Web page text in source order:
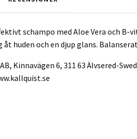
schampo med Aloe Vera och B-
åt huden och en djup glans.
Kinnavägen 6, 311 63 Älvsered-